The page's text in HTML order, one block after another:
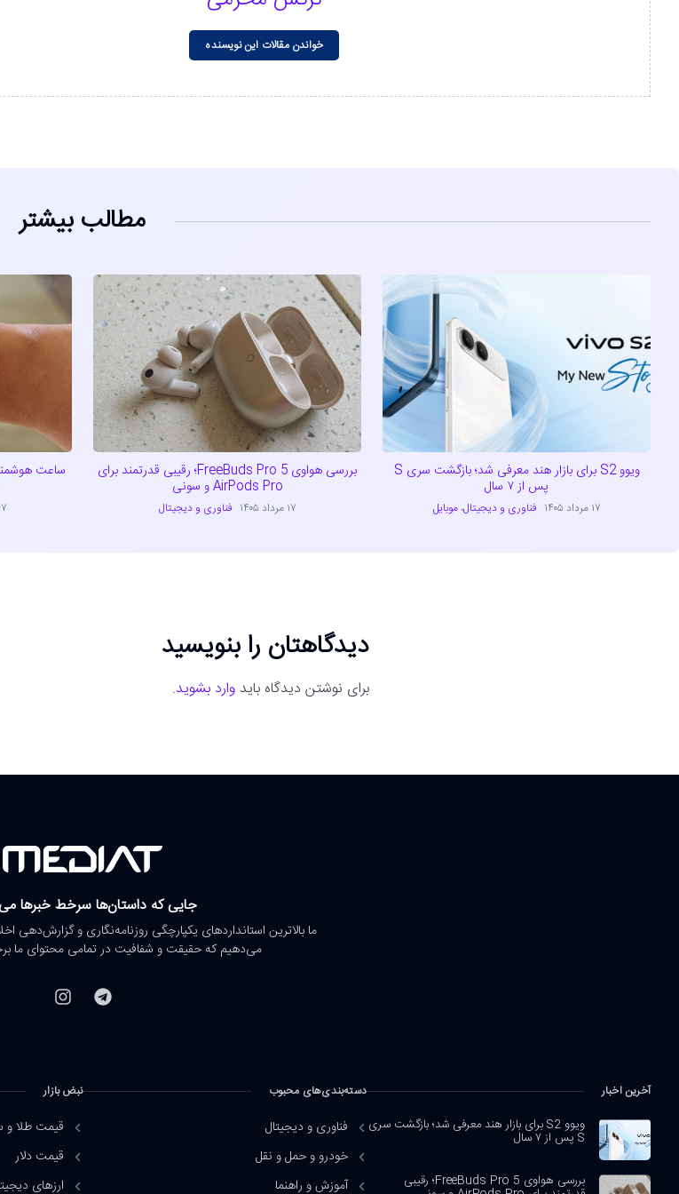
خواندن مقالات این نویسنده
مطالب بیشتر
ویوو S2 برای بازار هند معرفی شد؛ بازگشت سری S
پس از ۷ سال
۱۷ مرداد ۱۴۰۵ فناوری و دیجیتال،موبایل
بررسی هواوی FreeBuds Pro 5؛ رقیبی قدرتمند برای
AirPods Pro و سونی
۱۷ مرداد ۱۴۰۵ فناوری و دیجیتال
ساعت
۱۷
دیدگاهتان را بنویسید
برای نوشتن دیدگاه بایدوارد بشوید.
جایی که داستان‌ها سرخط خبرها
ما بالاترین استانداردهای یکپارچگی روزنامه‌نگاری و گزارش‌دهی
می‌دهیم که حقیقت و شفافیت در تمامی محتوای ما
آخرین اخبار
ویوو S2 برای بازار هند معرفی شد؛ بازگشت سری
S پس از ۷ سال
بررسی هواوی FreeBuds Pro 5؛ رقیبی
دسته‌بندی‌های محبوب
فناوری و دیجیتال
خودرو و حمل و نقل
آموزش و راهنما
نبض بازار
قیمت طلا و
قیمت دلار
ارزهای